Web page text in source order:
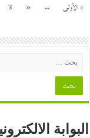
« الأولى ...
«
3
البوابة